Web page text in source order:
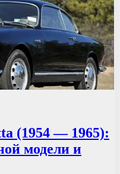
(1954 — 1965):
модели и